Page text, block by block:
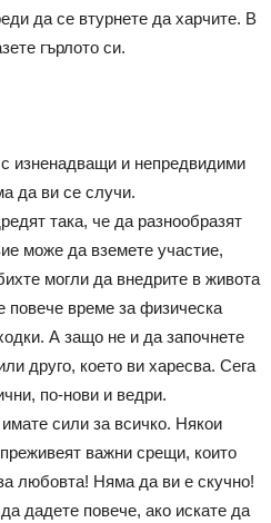
да се втурнете да харчите. В
гърлото си.
изненадващи и непредвидими
да ви се случи.
така, че да разнообразят
може да вземете участие,
могли да внедрите в живота
повече време за физическа
А защо не и да започнете
друго, което ви харесва. Сега
по-нови и ведри.
сили за всичко. Някои
важни срещи, които
любовта! Няма да ви е скучно!
дадете повече, ако искате да